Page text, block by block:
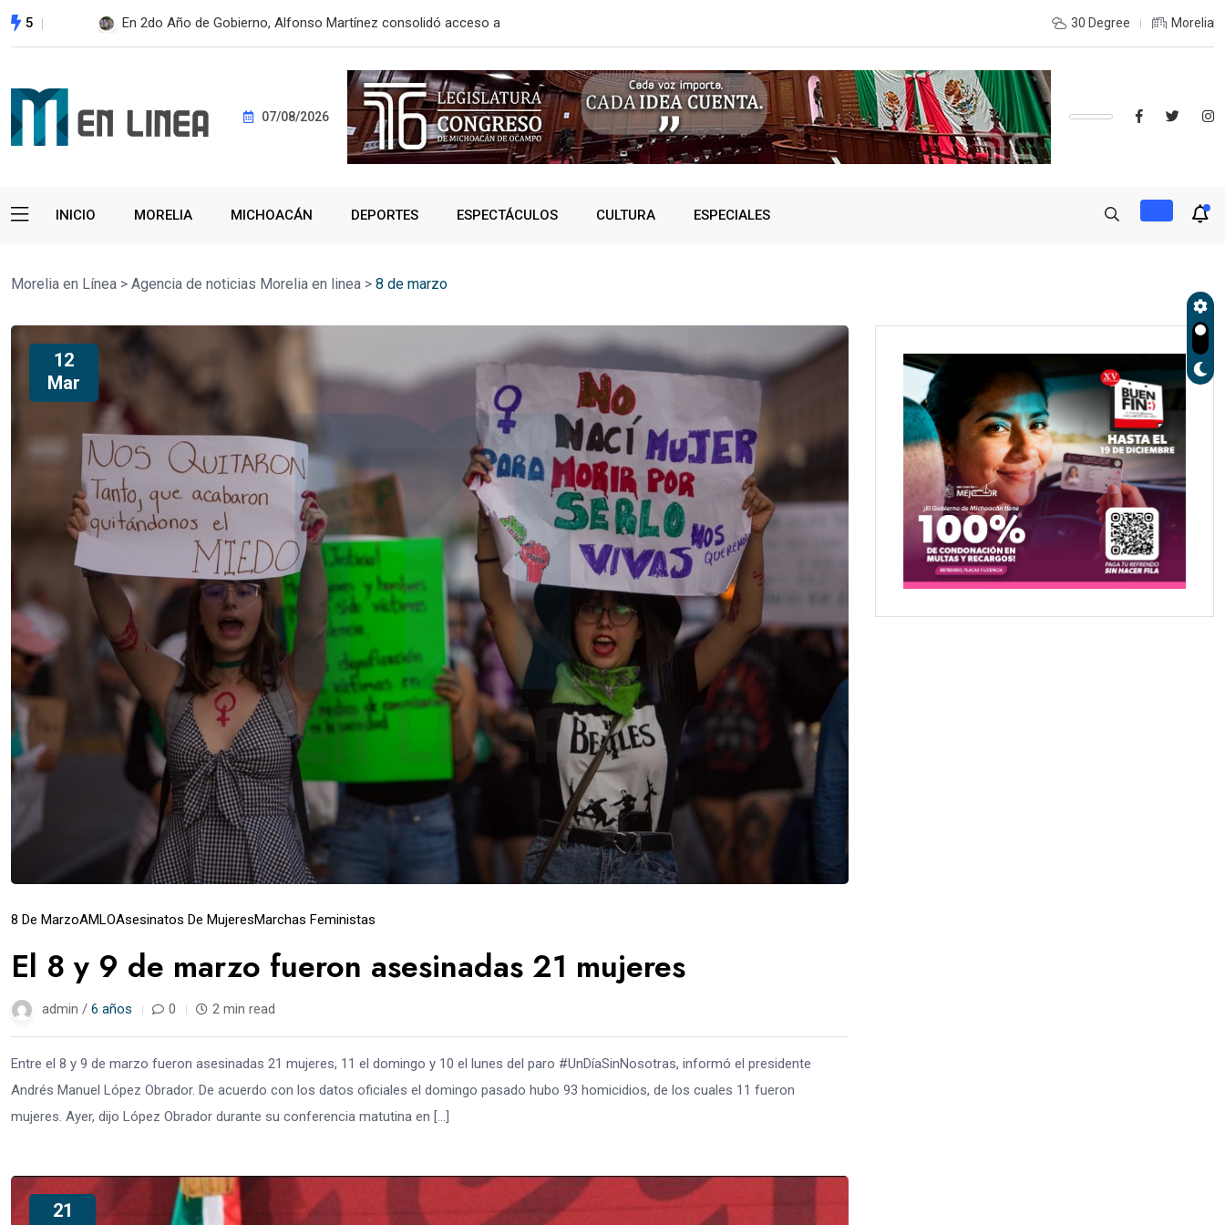
5 Despliega SSM brigada sanitaria en Pátzcuaro para prevenir riesgos de ATLÉTICO MORELIA-UMSNH DEBUTÓ CON EL PIE DERECHO EN LA COPA
30 Degree Morelia
07/08/2026
INICIO MORELIA MICHOACÁN DEPORTES ESPECTÁCULOS CULTURA ESPECIALES
Morelia en Línea > Agencia de noticias Morelia en linea > 8 de marzo
12
Mar
8 De MarzoAMLOAsesinatos De MujeresMarchas Feministas
El 8 y 9 de marzo fueron asesinadas 21 mujeres
admin / 6 años 0 2 min read
Entre el 8 y 9 de marzo fueron asesinadas 21 mujeres, 11 el domingo y 10 el lunes del paro #UnDíaSinNosotras, informó el presidente
Andrés Manuel López Obrador. De acuerdo con los datos oficiales el domingo pasado hubo 93 homicidios, de los cuales 11 fueron
mujeres. Ayer, dijo López Obrador durante su conferencia matutina en […]
21